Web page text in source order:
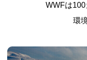
WWFは
環